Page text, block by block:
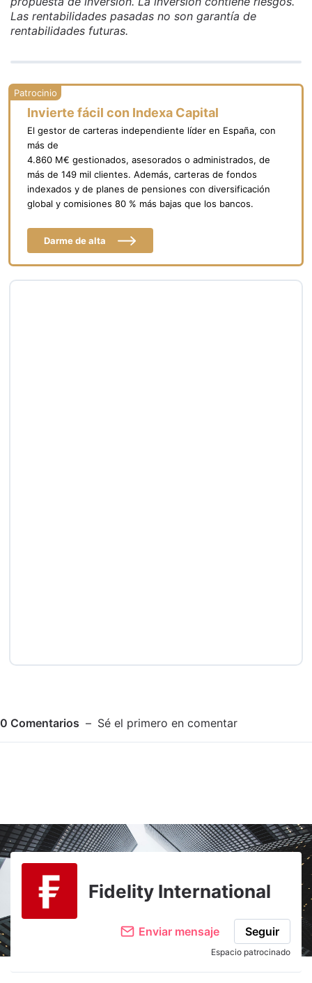
Las rentabilidades pasadas no son garantía de
rentabilidades futuras.
Invierte fácil con Indexa Capital
El gestor de carteras independiente líder en España, con
más de
4.860 M€ gestionados, asesorados o administrados, de
más de 149 mil clientes. Además, carteras de fondos
indexados y de planes de pensiones con diversificación
global y comisiones 80 % más bajas que los bancos.
Darme de alta
0 Comentarios Sé el primero en comentar
Adjuntar imagen Comentar
Fidelity International
Enviar mensaje Seguir
Espacio patrocinado